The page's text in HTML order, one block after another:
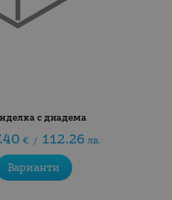
с диадема
€ / 112.26 лв.
Варианти